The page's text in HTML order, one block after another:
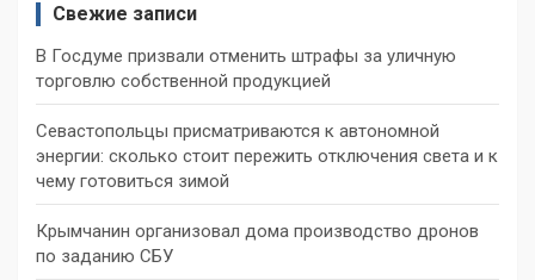
Свежие записи
В Госдуме призвали отменить штрафы за уличную
торговлю собственной продукцией
Севастопольцы присматриваются к автономной
энергии: сколько стоит пережить отключения света и к
чему готовиться зимой
Крымчанин организовал дома производство дронов
по заданию СБУ